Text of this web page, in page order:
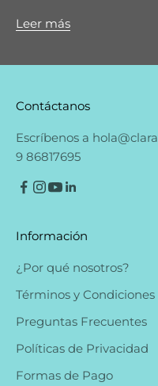
Leer más
Contáctanos
Escríbenos a
9 86817695
Información
¿Por qué nosotros?
Términos y Condiciones
Preguntas Frecuentes
Políticas de Privacidad
Formas de Pago